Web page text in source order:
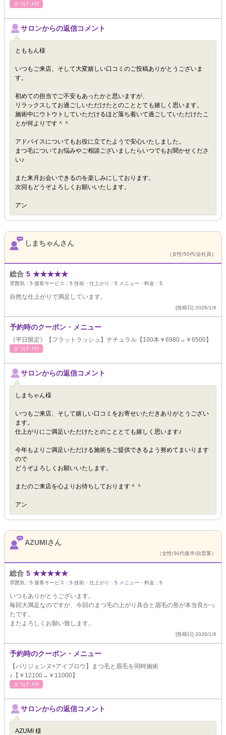
まつげ･ﾒｲｸ
サロンからの返信コメント
とももん様
いつもご来店、そして大変嬉しい口コミのご投稿ありがとうございま
す。
初めての担当でご不安もあったかと思いますが、
リラックスしてお過ごしいただけたとのこととても嬉しく思います。
施術中にウトウトしていただけるほど落ち着いて過ごしていただけたこ
とが何よりです＾＾
アドバイスについてもお役に立てたようで安心いたしました。
まつ毛についてお悩みやご相談ございましたらいつでもお聞かせくださ
い♪
また来月お会いできるのを楽しみにしております。
次回もどうぞよろしくお願いいたします。
アン
しまちゃんさん
（女性/50代/会社員）
総合 5 ★★★★★
雰囲気： 5 接客サービス： 5 技術・仕上がり： 5 メニュー・料金： 5
自然な仕上がりで満足しています。
[投稿日] 2026/1/6
予約時のクーポン・メニュー
《平日限定》【フラットラッシュ】ナチュラル【100本￥6980→￥6500】
まつげ･ﾒｲｸ
サロンからの返信コメント
しまちゃん様
いつもご来店、そして嬉しい口コミをお寄せいただきありがとうござい
ます。
仕上がりにご満足いただけたとのこととても嬉しく思います♪
今年もよりご満足いただける施術をご提供できるよう努めてまいります
ので
どうぞよろしくお願いいたします。
またのご来店を心よりお待ちしております＾＾
アン
AZUMIさん
（女性/30代後半/自営業）
総合 5 ★★★★★
雰囲気： 5 接客サービス： 5 技術・仕上がり： 5 メニュー・料金： 5
いつもありがとうございます。
毎回大満足なのですが、今回のまつ毛の上がり具合と眉毛の形が本当良かっ
たです。
またよろしくお願い致します。
[投稿日] 2026/1/6
予約時のクーポン・メニュー
【パリジェンヌ×アイブロウ】まつ毛と眉毛を同時施術
♪【￥12100→￥11000】
まつげ･ﾒｲｸ
サロンからの返信コメント
AZUMI 様